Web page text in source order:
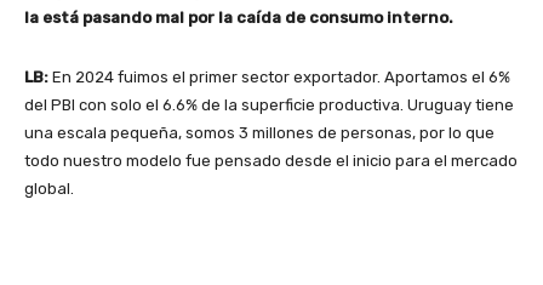
la está pasando mal por la caída de consumo interno.
LB: En 2024 fuimos el primer sector exportador. Aportamos el 6%
del PBI con solo el 6.6% de la superficie productiva. Uruguay tiene
una escala pequeña, somos 3 millones de personas, por lo que
todo nuestro modelo fue pensado desde el inicio para el mercado
global.